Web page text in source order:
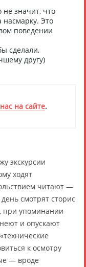
не значит, что
Это
поведении
сделали,
другу)
на сайте.
экскурсии
ходят
читают —
смотрят сторис
при упоминании
и опускают
к осмотру
— вроде